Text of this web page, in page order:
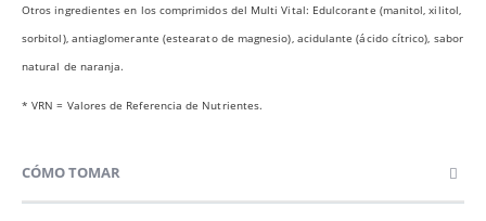
Otros ingredientes en los comprimidos del Multi Vital: Edulcorante (manitol, xilitol,
sorbitol), antiaglomerante (estearato de magnesio), acidulante (ácido cítrico), sabor
natural de naranja.
* VRN = Valores de Referencia de Nutrientes.
CÓMO TOMAR